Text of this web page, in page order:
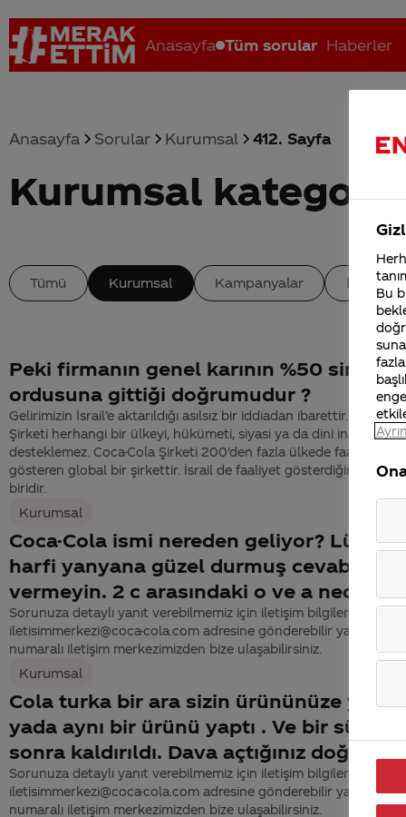
Anasayfa Tüm sorular Haberler
Coca-Cola nerenin malı? Coca cola İsrail malı mı Yani ...
Anasayfa Sorular Kurumsal 412. Sayfa
Kurumsal
Tümü Kurumsal Kampanyalar İçerik
Peki firmanın genel karının %50 sinin
ordusuna gittiği doğrumudur ?
Gelirimizin İsrail’e aktarıldığı asılsız bir iddiadan ibarettir. Coca-
Şirketi herhangi bir ülkeyi, hükümeti, siyasi ya da dini inancı
desteklemez. Coca-Cola Şirketi 200’den fazla ülkede faaliyet
gösteren global bir şirkettir. İsrail de faaliyet gösterdiğimiz
biridir.
Kurumsal
Coca-Cola ismi nereden geliyor? Lütfen
harfi yanyana güzel durmuş cevabını
vermeyin. 2 c arasındaki o ve a neden?
Sorunuza detaylı yanıt verebilmemiz için iletişim bilgilerinizi
iletisimmerkezi@coca-cola.com adresine gönderebilir ya da 444
numaralı iletişim merkezimizden bize ulaşabilirsiniz.
Kurumsal
Cola turka bir ara sizin ürününüze yakın
yada aynı bir ürünü yaptı . Ve bir süre
sonra kaldırıldı. Dava açtığınız doğru mu?
Sorunuza detaylı yanıt verebilmemiz için iletişim bilgilerinizi
iletisimmerkezi@coca-cola.com adresine gönderebilir ya da 444
numaralı iletişim merkezimizden bize ulaşabilirsiniz.
Bu